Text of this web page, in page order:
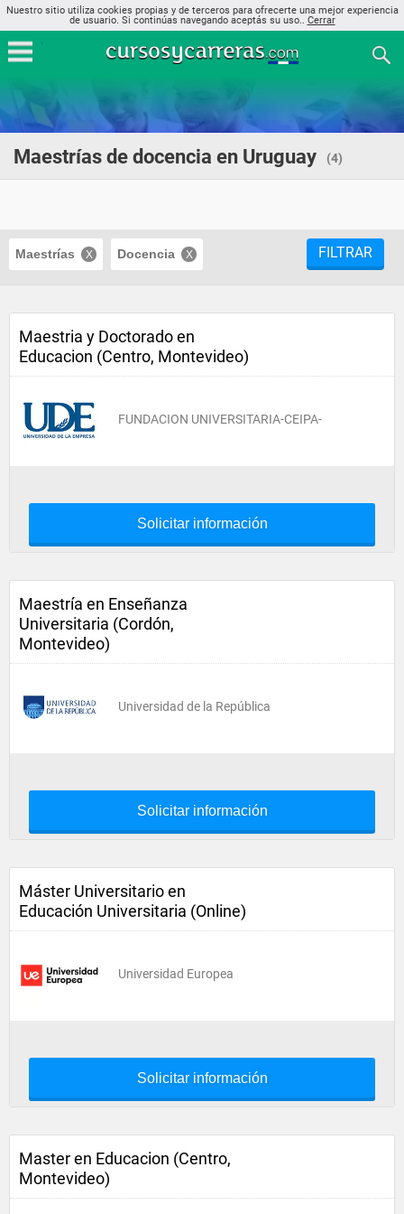
Nuestro sitio utiliza cookies propias y de terceros para ofrecerte una mejor experiencia
de usuario. Si continúas navegando aceptás su uso.. Cerrar
Maestrías de docencia en Uruguay (4)
Maestrías Docencia FILTRAR
Maestria y Doctorado en
Educacion (Centro, Montevideo)
FUNDACION UNIVERSITARIA-CEIPA-
Solicitar información
Maestría en Enseñanza
Universitaria (Cordón,
Montevideo)
Universidad de la República
Solicitar información
Máster Universitario en
Educación Universitaria (Online)
Universidad Europea
Solicitar información
Master en Educacion (Centro,
Montevideo)